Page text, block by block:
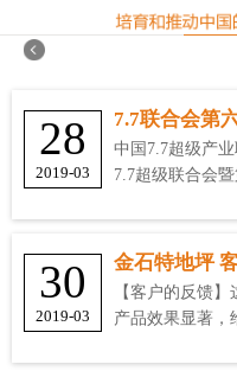
28
2019-03
7.7联合会第
中国7.7超级产
7.7超级联合会
30
2019-03
金石特地坪
【客户的反馈
产品效果显著，